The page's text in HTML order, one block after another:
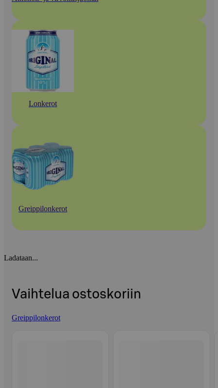
Lonkerot
Greippilonkerot
Ladataan...
Vaihtelua ostoskoriin
Greippilonkerot